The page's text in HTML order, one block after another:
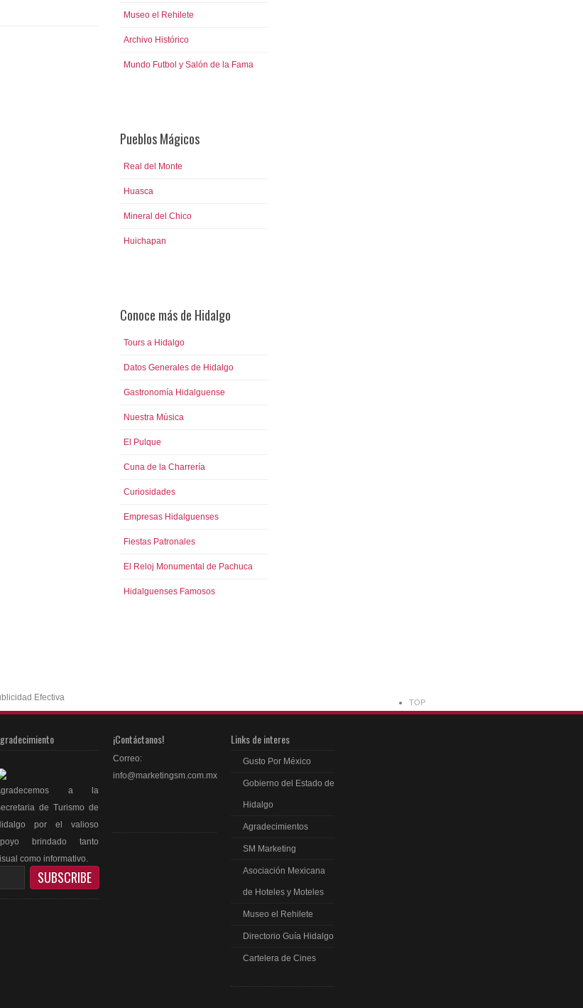
Museo el Rehilete
Archivo Histórico
Mundo Futbol y Salón de la Fama
Pueblos Mágicos
Real del Monte
Huasca
Mineral del Chico
Huichapan
Conoce más de Hidalgo
Tours a Hidalgo
Datos Generales de Hidalgo
Gastronomía Hidalguense
Nuestra Música
El Pulque
Cuna de la Charrería
Curiosidades
Empresas Hidalguenses
Fiestas Patronales
El Reloj Monumental de Pachuca
Hidalguenses Famosos
Efectiva TOP
a la
de Turismo de
por el valioso
brindado tanto
como informativo.
¡Contáctanos!
Correo:
info@marketingsm.com.mx
Links de interes
Gusto Por México
Gobierno del Estado de
Hidalgo
Agradecimientos
SM Marketing
Asociación Mexicana
de Hoteles y Moteles
Museo el Rehilete
Directorio Guía Hidalgo
Cartelera de Cines